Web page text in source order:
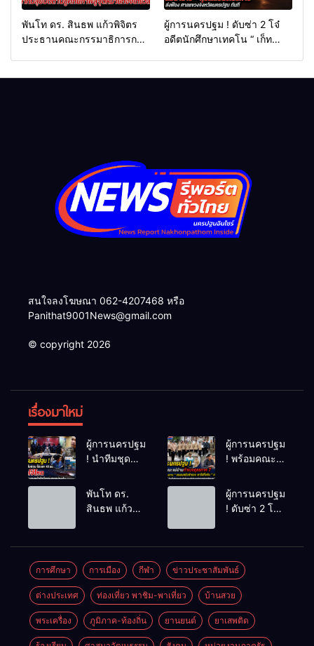
พันโท ดร. สินธพ แก้วพิจิตร
ประธานคณะกรรมาธิการการ
ผู้การนครปฐม ! ดับซ่า 2 โจ๋
อดีตนักศึกษาเทคโน “ เก็ท
สนใจลงโฆษณา 062-4207468 หรือ
Panithat9001News@gmail.com
© copyright 2026
เรื่องมาใหม่
ผู้การนครปฐม
! นำทีมชุด
เวลา 48
ชม.ไล่ล่าโจ๋
ชักมีดแทงคอ
หม่องดับ
ผู้การนครปฐม
! พร้อมคณะ
ภูธรภาค 7
ติดตาม
ตำรวจ เราไม่
ทิ้งกัน ” (ด้าน
เด็กพิเศษ)
การสร้าง
อาชีพเพื่อเด็ก
พิเศษอย่าง
ยั่งยืนของ
พันโท ดร.
สินธพ แก้ว
การท่องเที่ยว
นำทีมลุย
ปัตตานี ชู
ศักยภาพสู่จุด
หมายท่อง
เที่ยวสำคัญ
ผู้การนครปฐม
! ดับซ่า 2 โจ๋
ราชสิทธิ “ ถ่ม
น้ำลาย – ทุบ
รถเบนซ์เสีย
หาย ส่งฟ้อง
ศาลแขวง
จังหวัด
การศึกษา การเมือง กีฬา ข่าวประชาสัมพันธ์
ต่างประเทศ ท่องเที่ยว พาชิม-พาเที่ยว บ้านสวย
พระเครื่อง ภูมิภาค-ท้องถิ่น ยานยนต์ ยาเสพติด